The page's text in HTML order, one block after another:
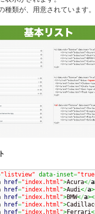
種類が、用意されています。
"listview" data-inset=
href="index.html">Acura</a
href="index.html">Audi</a
href="index.html">BMW</a><
href="index.html">Cadillac
href="index.html">Ferrari<